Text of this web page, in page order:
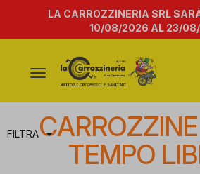
LA CARROZZINERIA SRL
10/08/2026 AL 23/
Attiva/disattiva
navigazione
FILTRA
TEMPO